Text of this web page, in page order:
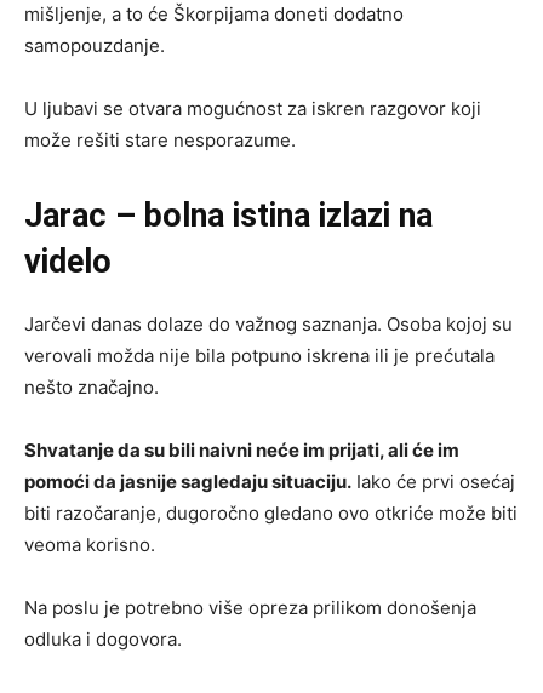
mišljenje, a to će Škorpijama doneti dodatno
samopouzdanje.
U ljubavi se otvara mogućnost za iskren razgovor koji
može rešiti stare nesporazume.
Jarac – bolna istina izlazi na
videlo
Jarčevi danas dolaze do važnog saznanja. Osoba kojoj su
verovali možda nije bila potpuno iskrena ili je prećutala
nešto značajno.
Shvatanje da su bili naivni neće im prijati, ali će im
pomoći da jasnije sagledaju situaciju. Iako će prvi osećaj
biti razočaranje, dugoročno gledano ovo otkriće može biti
veoma korisno.
Na poslu je potrebno više opreza prilikom donošenja
odluka i dogovora.